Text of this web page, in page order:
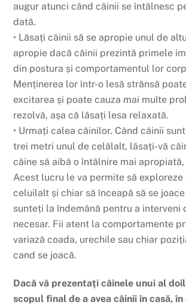
augur atunci când câinii se întâlnesc
dată.
• Lăsați câinii să se apropie unul de
apropie dacă câinii prezintă primele
din postura și comportamentul lor
Menținerea lor într-o lesă strânsă
excitarea și poate cauza mai multe
rezolvă, așa că lăsați lesa relaxată.
• Urmați calea câinilor. Când câinii
trei metri unul de celălalt, lăsați-vă
câine să aibă o întâlnire mai
Acest lucru le va permite să exploreze
celuilalt și chiar să înceapă să se
sunteți la îndemână pentru a interveni
necesar. Fii atent la comportamente
variază coada, urechile sau chiar
cand se joacă.
Dacă vă prezentați câinele unui al
scopul final de a avea câinii în casă,